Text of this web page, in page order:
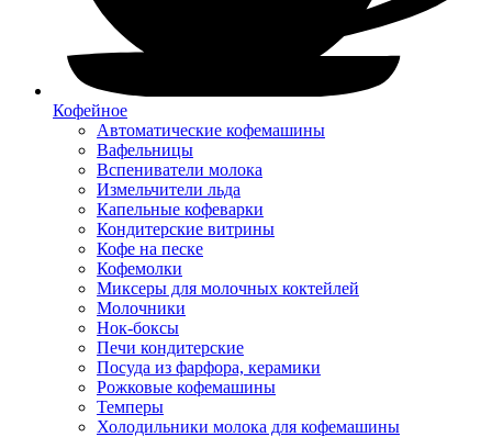
Кофейное
Автоматические кофемашины
Вафельницы
Вспениватели молока
Измельчители льда
Капельные кофеварки
Кондитерские витрины
Кофе на песке
Кофемолки
Миксеры для молочных коктейлей
Молочники
Нок-боксы
Печи кондитерские
Посуда из фарфора, керамики
Рожковые кофемашины
Темперы
Холодильники молока для кофемашины